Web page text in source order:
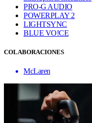
PRO-G AUDIO
POWERPLAY 2
LIGHTSYNC
BLUE VO!CE
COLABORACIONES
McLaren